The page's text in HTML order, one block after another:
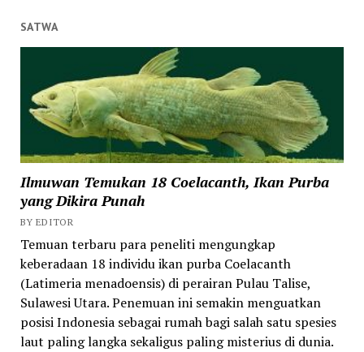
SATWA
Ilmuwan Temukan 18 Coelacanth, Ikan Purba
yang Dikira Punah
BY EDITOR
Temuan terbaru para peneliti mengungkap
keberadaan 18 individu ikan purba Coelacanth
(Latimeria menadoensis) di perairan Pulau Talise,
Sulawesi Utara. Penemuan ini semakin menguatkan
posisi Indonesia sebagai rumah bagi salah satu spesies
laut paling langka sekaligus paling misterius di dunia.